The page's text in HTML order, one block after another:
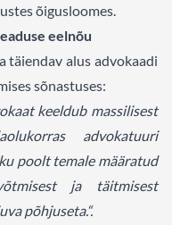
õigusloomes.
eelnõu
täiendav alus advokaadi
sõnastuses:
keeldub massilisest
advokatuuri
poolt temale määratud
ja täitmisest
põhjuseta.“.